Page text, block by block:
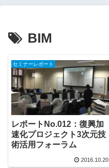
BIM
セミナーレポート
レポートNo.012：復興加
速化プロジェクト3次元技
術活用フォーラム
2016.10.20